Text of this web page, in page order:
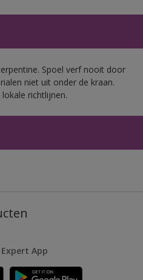
Spoel verf nooit door
niet uit onder de kraan.
richtlijnen.
App